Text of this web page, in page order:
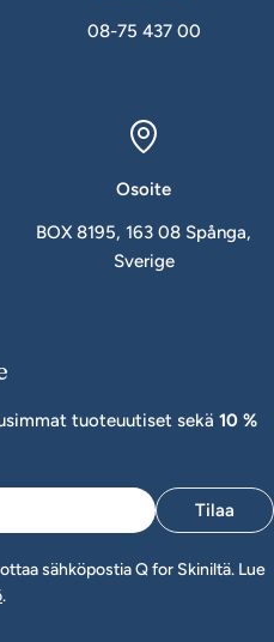
08-75 437 00
Osoite
BOX 8195, 163 08 Spånga,
Sverige
tuoteuutiset sekä 10 %
Tilaa
sähköpostia Q for Skiniltä. Lue
.